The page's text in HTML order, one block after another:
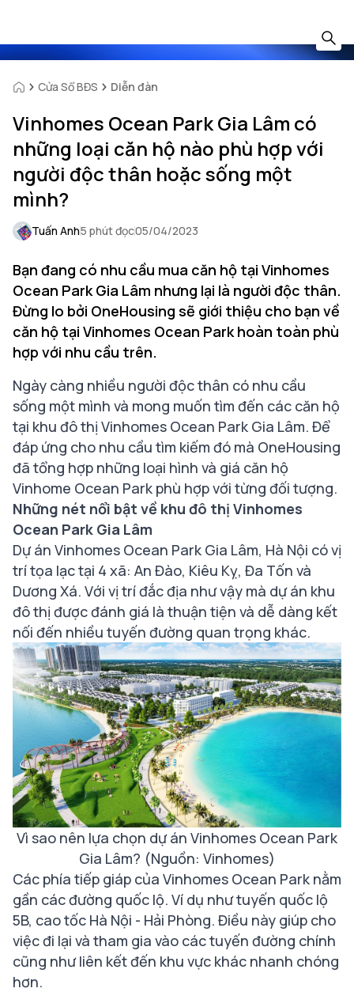
Cửa Sổ BĐS Diễn đàn
Vinhomes Ocean Park Gia Lâm có
những loại căn hộ nào phù hợp với
người độc thân hoặc sống một
mình?
Tuấn Anh5 phút đọc05/04/2023
Bạn đang có nhu cầu mua căn hộ tại Vinhomes
Ocean Park Gia Lâm nhưng lại là người độc thân.
Đừng lo bởi OneHousing sẽ giới thiệu cho bạn về
căn hộ tại Vinhomes Ocean Park hoàn toàn phù
hợp với nhu cầu trên.
Ngày càng nhiều người độc thân có nhu cầu
sống một mình và mong muốn tìm đến các căn hộ
tại khu đô thị Vinhomes Ocean Park Gia Lâm. Để
đáp ứng cho nhu cầu tìm kiếm đó mà OneHousing
đã tổng hợp những loại hình và giá căn hộ
Vinhome Ocean Park phù hợp với từng đối tượng.
Những nét nổi bật về khu đô thị Vinhomes
Ocean Park Gia Lâm
Dự án Vinhomes Ocean Park Gia Lâm, Hà Nội có vị
trí tọa lạc tại 4 xã: An Đào, Kiêu Kỵ, Đa Tốn và
Dương Xá. Với vị trí đắc địa như vậy mà dự án khu
đô thị được đánh giá là thuận tiện và dễ dàng kết
nối đến nhiều tuyến đường quan trọng khác.
Vì sao nên lựa chọn dự án Vinhomes Ocean Park
Gia Lâm? (Nguồn: Vinhomes)
Các phía tiếp giáp của Vinhomes Ocean Park nằm
gần các đường quốc lộ. Ví dụ như tuyến quốc lộ
5B, cao tốc Hà Nội - Hải Phòng. Điều này giúp cho
việc đi lại và tham gia vào các tuyến đường chính
cũng như liên kết đến khu vực khác nhanh chóng
hơn.